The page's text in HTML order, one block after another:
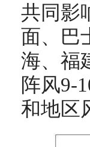
共同影
面、巴
海、福
阵风9-
和地区